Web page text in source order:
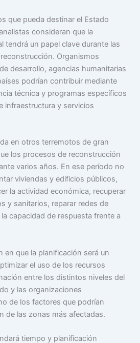
que pueda destinar el Estado
consideran que la
tendrá un papel clave durante las
Organismos
desarrollo, agencias humanitarias
podrían contribuir mediante
técnica y programas específicos
infraestructura y servicios
en otros terremotos de gran
los procesos de reconstrucción
varios años. En ese período no
viviendas y edificios públicos,
la actividad económica, recuperar
y sanitarios, reparar redes de
capacidad de respuesta frente a
en que la planificación será un
el uso de los recursos
entre los distintos niveles del
y las organizaciones
de los factores que podrían
de las zonas más afectadas.
tiempo y planificación